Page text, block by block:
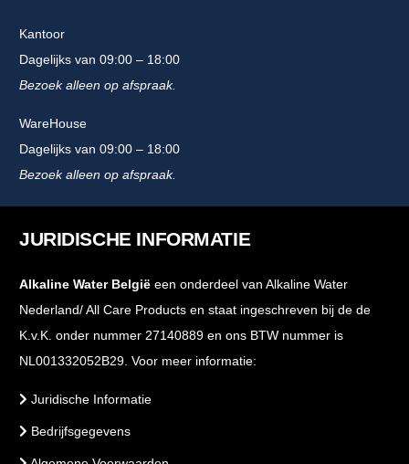
Kantoor
Dagelijks van 09:00 – 18:00
Bezoek alleen op afspraak.
WareHouse
Dagelijks van 09:00 – 18:00
Bezoek alleen op afspraak.
JURIDISCHE INFORMATIE
Alkaline Water België een onderdeel van Alkaline Water
Nederland/ All Care Products en staat ingeschreven bij de de
K.v.K. onder nummer 27140889 en ons BTW nummer is
NL001332052B29. Voor meer informatie:
Juridische Informatie
Bedrijfsgegevens